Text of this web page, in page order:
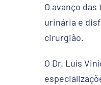
O avanço
urinária e
cirurgião.
O Dr. Luís